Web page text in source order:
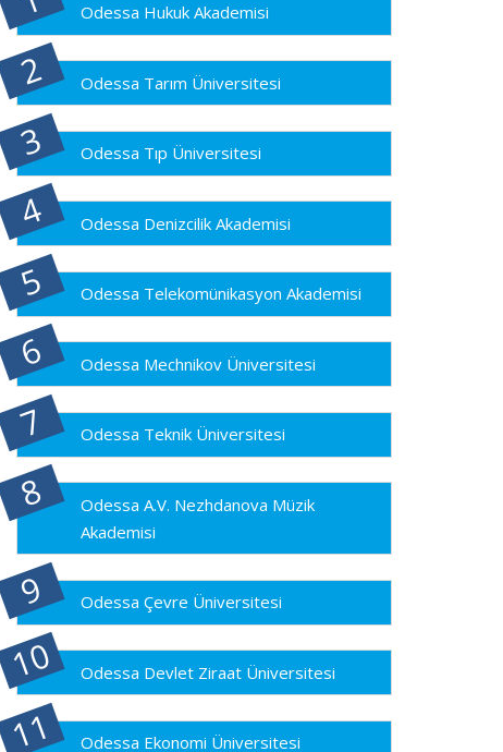
Odessa Hukuk Akademisi
Odessa Tarım Üniversitesi
Odessa Tıp Üniversitesi
Odessa Denizcilik Akademisi
Odessa Telekomünikasyon Akademisi
Odessa Mechnikov Üniversitesi
Odessa Teknik Üniversitesi
Odessa A.V. Nezhdanova Müzik
Akademisi
Odessa Çevre Üniversitesi
Odessa Devlet Ziraat Üniversitesi
Odessa Ekonomi Üniversitesi